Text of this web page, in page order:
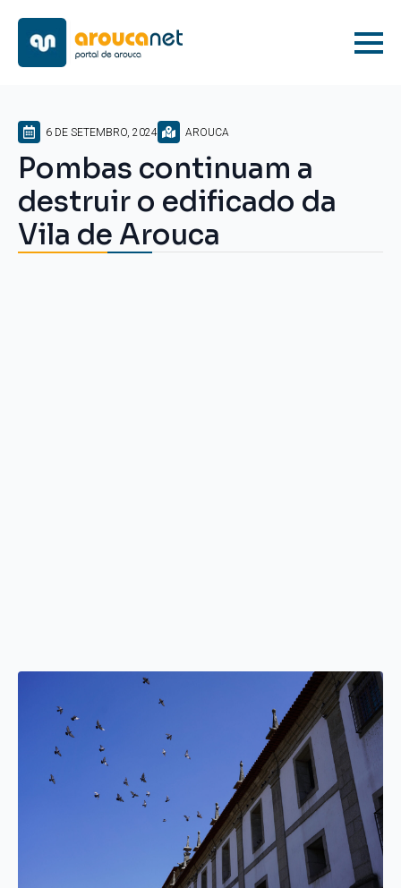
6 DE SETEMBRO, 2024 AROUCA
Pombas continuam a
destruir o edificado da
Vila de Arouca